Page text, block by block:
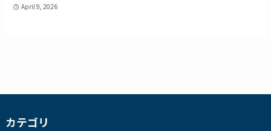
April 9, 2026
カテゴリ